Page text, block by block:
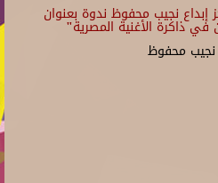
إبداع نجيب محفوظ ندوة بعنوان
في ذاكرة الأغنية المصرية"
محفوظ